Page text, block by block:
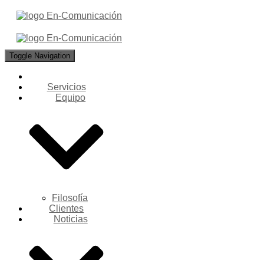
Toggle Navigation
Servicios
Equipo
Filosofía
Clientes
Noticias